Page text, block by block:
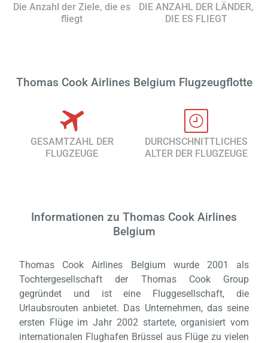
Die Anzahl der Ziele, die es
fliegt
DIE ANZAHL DER LÄNDER,
DIE ES FLIEGT
Thomas Cook Airlines Belgium Flugzeugflotte
GESAMTZAHL DER
FLUGZEUGE
DURCHSCHNITTLICHES
ALTER DER FLUGZEUGE
Informationen zu Thomas Cook Airlines
Belgium
Thomas Cook Airlines Belgium wurde 2001 als
Tochtergesellschaft der Thomas Cook Group
gegründet und ist eine Fluggesellschaft, die
Urlaubsrouten anbietet. Das Unternehmen, das seine
ersten Flüge im Jahr 2002 startete, organisiert vom
internationalen Flughafen Brüssel aus Flüge zu vielen